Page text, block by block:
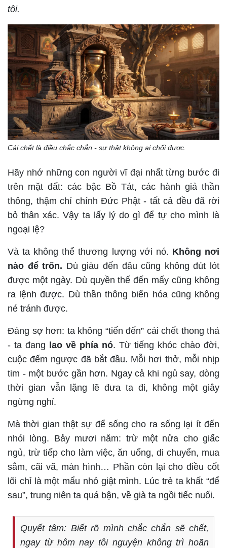
tôi.
Cái chết là điều chắc chắn - sự thật không ai chối được.
Hãy nhớ những con người vĩ đại nhất từng bước đi
trên mặt đất: các bậc Bồ Tát, các hành giả thần
thông, thậm chí chính Đức Phật - tất cả đều đã rời
bỏ thân xác. Vậy ta lấy lý do gì để tự cho mình là
ngoại lệ?
Và ta không thể thương lượng với nó. Không nơi
nào để trốn. Dù giàu đến đâu cũng không đút lót
được một ngày. Dù quyền thế đến mấy cũng không
ra lệnh được. Dù thần thông biến hóa cũng không
né tránh được.
Đáng sợ hơn: ta không “tiến đến” cái chết thong thả
- ta đang lao về phía nó. Từ tiếng khóc chào đời,
cuộc đếm ngược đã bắt đầu. Mỗi hơi thở, mỗi nhịp
tim - một bước gần hơn. Ngay cả khi ngủ say, dòng
thời gian vẫn lặng lẽ đưa ta đi, không một giây
ngừng nghỉ.
Mà thời gian thật sự để sống cho ra sống lại ít đến
nhói lòng. Bảy mươi năm: trừ một nửa cho giấc
ngủ, trừ tiếp cho làm việc, ăn uống, di chuyển, mua
sắm, cãi vã, màn hình… Phần còn lại cho điều cốt
lõi chỉ là một mẩu nhỏ giật mình. Lúc trẻ ta khất “để
sau”, trung niên ta quá bận, về già ta ngồi tiếc nuối.
Quyết tâm: Biết rõ mình chắc chắn sẽ chết,
ngay từ hôm nay tôi nguyện không trì hoãn